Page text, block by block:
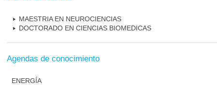
MAESTRIA EN NEUROCIENCIAS
DOCTORADO EN CIENCIAS BIOMEDICAS
Agendas de conocimiento
ENERGÍA